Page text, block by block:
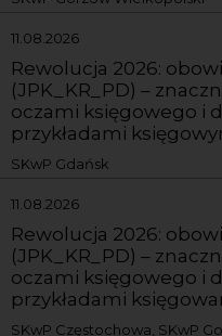
11.08.2026
Rewolucja 2026:
(JPK_KR_PD) –
oczami księgowego i
przykładami
SKwP Gdańsk
11.08.2026
Rewolucja 2026:
(JPK_KR_PD) –
oczami księgowego i
przykładami
SKwP Częstochowa, SKwP